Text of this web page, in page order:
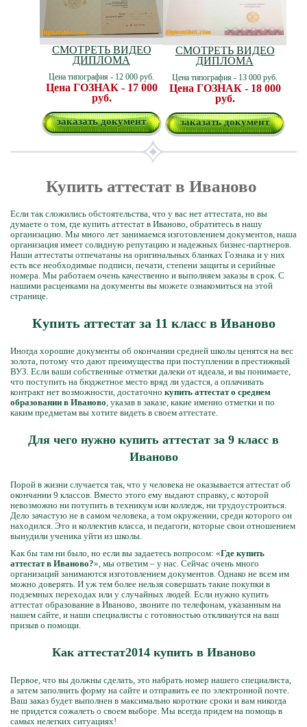
СМОТРЕТЬ ВИДЕО
ДИПЛОМА
Цена типография - 12 000 руб.
Цена ГОЗНАК - 17 000
руб.
заказать документ
СМОТРЕТЬ ВИДЕО
ДИПЛОМА
Цена типография - 13 000 руб.
Цена ГОЗНАК - 18 000
руб.
заказать документ
Купить аттестат в Иваново
Если так сложились обстоятельства, что у вас нет аттестата, но вы
думаете о том, где купить аттестат в Иваново, обратитесь в нашу
организацию. Мы много лет занимаемся изготовлением документов, наша
организация имеет солидную репутацию и надежных бизнес-партнеров.
Наши аттестаты отпечатаны на оригинальных бланках Гознака и у них
есть все необходимые подписи, печати, степени защиты и серийные
номера. Мы работаем очень качественно и выполняем заказы в срок. С
нашими расценками на документы вы можете ознакомиться на этой
странице.
Купить аттестат за 11 класс в Иваново
Иногда хорошие документы об окончании средней школы ценятся на вес
золота, потому что дают преимущества при поступлении в престижный
ВУЗ. Если ваши собственные отметки далеки от идеала, и вы понимаете,
что поступить на бюджетное место вряд ли удастся, а оплачивать
контракт нет возможности, достаточно купить аттестат о среднем
образовании в Иваново, указав в заказе, какие именно отметки и по
каким предметам вы хотите видеть в своем аттестате.
Для чего нужно купить аттестат за 9 класс в
Иваново
Порой в жизни случается так, что у человека не оказывается аттестат об
окончании 9 классов. Вместо этого ему выдают справку, с которой
невозможно ни потупить в техникум или колледж, ни трудоустроиться.
Дело зачастую не в самом человека, а том окружении, среди которого он
находился. Это и коллектив класса, и педагоги, которые свои отношением
вынудили ученика уйти из школы.
Как бы там ни было, но если вы задаетесь вопросом: «Где купить
аттестат в Иваново?», мы ответим – у нас. Сейчас очень много
организаций занимаются изготовлением документов. Однако не всем им
можно доверять. И уж тем более нельзя совершать такие покупки в
подземных переходах или у случайных людей. Если нужно купить
аттестат образование в Иваново, звоните по телефонам, указанным на
нашем сайте, и наши специалисты с готовностью откликнутся на ваш
призыв о помощи.
Как аттестат2014 купить в Иваново
Первое, что вы должны сделать, это набрать номер нашего специалиста,
а затем заполнить форму на сайте и отправить ее по электронной почте.
Ваш заказ будет выполнен в максимально короткие сроки и вам никогда
не придется сожалеть о своем выборе. Мы всегда придем на помощь в
самых нелегких ситуациях!